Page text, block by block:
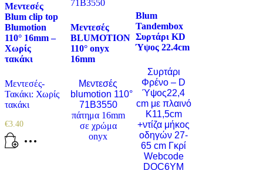
Μεντεσές
Blum clip top
Blumotion
110° 16mm –
Χωρίς
τακάκι
Μεντεσές-
Τακάκι: Χωρίς
τακάκι
€3.40
Μεντεσές
BLUMOTION
110° onyx
16mm
Μεντεσές
blumotion 110°
71B3550
πάτημα 16mm
σε χρώμα
onyx
Blum
Tandembox
Συρτάρι KD
Ύψος 22.4cm
Συρτάρι
Φρένο – D
Ύψος22,4
cm με πλαινό
K11,5cm
+ντίζα μήκος
οδηγών 27-
65 cm Γκρί
Webcode
DQC6YM